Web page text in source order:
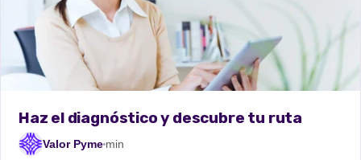
Haz el diagnóstico y descubre tu ruta
Valor Pyme min